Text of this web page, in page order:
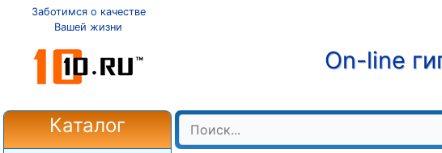
Заботимся о качестве
Вашей жизни
On-line
Каталог